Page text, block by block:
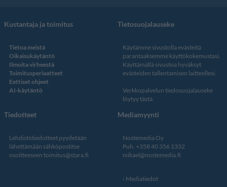
Kustantaja ja toimitus
Tietoa meistä
Oikaisukäytäntö
Ilmoita virheestä
Toimitusperiaatteet
Eettiset ohjeet
AI-käytäntö
Tietosuojalauseke
Käytämme sivustolla evästeitä
parantaaksemme käyttökokemustasi.
Käyttämällä sivustoa hyväksyt
evästeiden tallentamisen laitteellesi.
Verkkopalvelun tiedosuojalauseke
löytyy tästä.
Tiedotteet
Lehdistötiedotteet pyydetään
lähettämään sähköpostitse
osoitteeseen toimitus@stara.fi
Mediamyynti
Nostemedia Oy
Puh. +358 40 356 1332
mikael@nostemedia.fi
Mediatiedot